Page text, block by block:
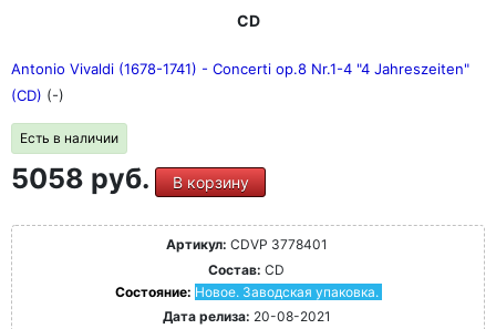
CD
Antonio Vivaldi (1678-1741) - Concerti op.8 Nr.1-4 "4 Jahreszeiten"
(CD) (-)
Есть в наличии
5058 руб. В корзину
Артикул: CDVP 3778401
Состав: CD
Состояние: Новое. Заводская упаковка.
Дата релиза: 20-08-2021